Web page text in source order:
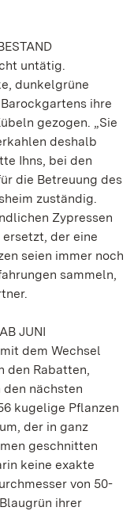
untätig.
dunkelgrüne
ihre
gezogen. „Sie
deshalb
Ihns, bei den
die Betreuung des
zuständig.
Zypressen
der eine
seien immer noch
sammeln,
JUNI
dem Wechsel
den Rabatten,
nächsten
kugelige Pflanzen
der in ganz
geschnitten
keine exakte
von 50-
ihrer